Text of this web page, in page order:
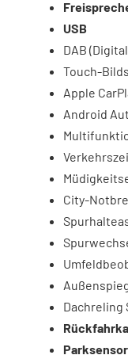
USB
DAB
Touch-
Apple
Android
City-
Dachreling